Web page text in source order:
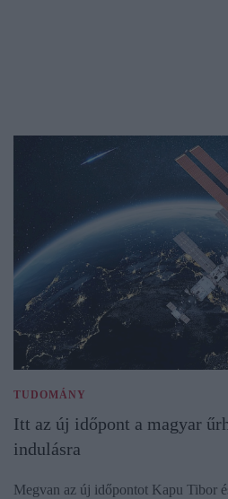
TUDOMÁNY
Itt az új időpont a magyar
indulásra
Megvan az új időpontot Kapu Tibor